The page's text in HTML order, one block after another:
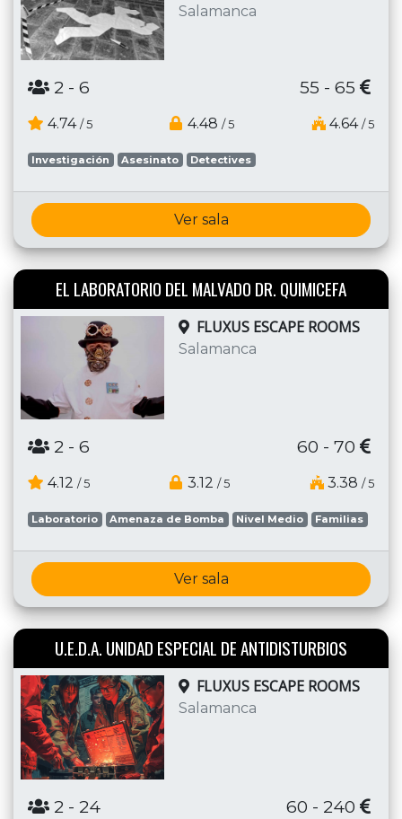
Salamanca
2 - 6 55 - 65
4.74 / 5 4.48 / 5 4.64 / 5
Investigación Asesinato Detectives
Ver sala
EL LABORATORIO DEL MALVADO DR. QUIMICEFA
FLUXUS ESCAPE ROOMS
Salamanca
2 - 6 60 - 70
4.12 / 5 3.12 / 5 3.38 / 5
Laboratorio Amenaza de Bomba Nivel Medio Familias
Ver sala
U.E.D.A. UNIDAD ESPECIAL DE ANTIDISTURBIOS
FLUXUS ESCAPE ROOMS
Salamanca
2 - 24 60 - 240